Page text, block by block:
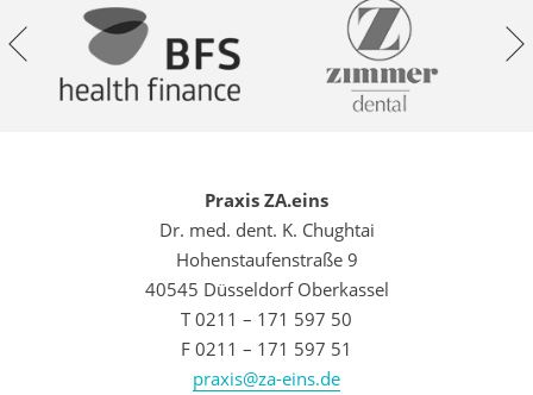
Praxis ZA.eins
Dr. med. dent. K. Chughtai
Hohenstaufenstraße 9
40545 Düsseldorf Oberkassel
T 0211 – 171 597 50
F 0211 – 171 597 51
praxis@za-eins.de